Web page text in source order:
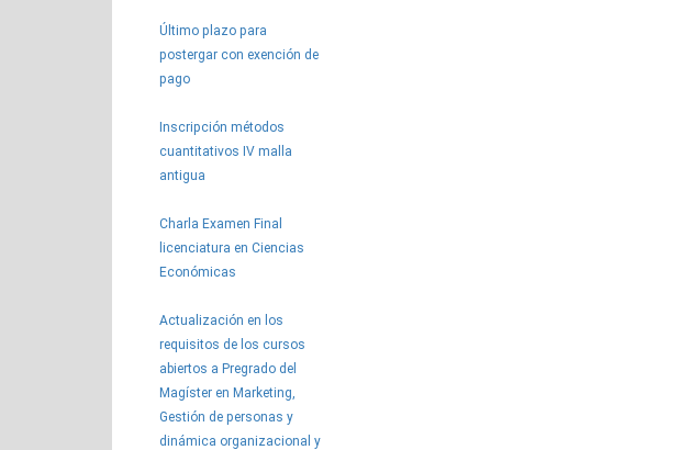
Último plazo para
postergar con exención de
pago
Inscripción métodos
cuantitativos IV malla
antigua
Charla Examen Final
licenciatura en Ciencias
Económicas
Actualización en los
requisitos de los cursos
abiertos a Pregrado del
Magíster en Marketing,
Gestión de personas y
dinámica organizacional y